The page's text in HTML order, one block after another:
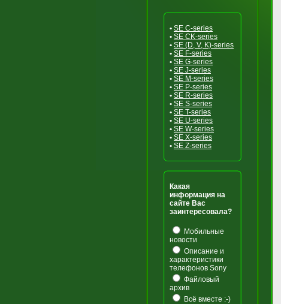
• SE C-series
• SE CK-series
• SE (D, V, K)-series
• SE F-series
• SE G-series
• SE J-series
• SE M-series
• SE P-series
• SE R-series
• SE S-series
• SE T-series
• SE U-series
• SE W-series
• SE X-series
• SE Z-series
Какая
информация на
сайте Вас
заинтересовала?
Мобильные
новости
Описание и
характеристики
телефонов Sony
Файловый
архив
Всё вместе :-)